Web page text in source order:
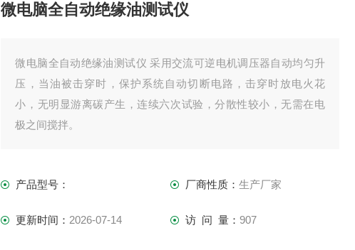
微电脑全自动绝缘油测试仪
微电脑全自动绝缘油测试仪 采用交流可逆电机调压器自动均匀升
压，当油被击穿时，保护系统自动切断电路，击穿时放电火花
小，无明显游离碳产生，连续六次试验，分散性较小，无需在电
极之间搅拌。
产品型号： 厂商性质： 生产厂家
更新时间： 2026-07-14 访 问 量： 907